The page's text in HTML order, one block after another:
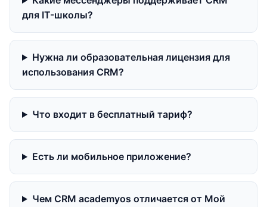
для IT-школы?
Нужна ли образовательная лицензия для
использования CRM?
Что входит в бесплатный тариф?
Есть ли мобильное приложение?
Чем CRM academyos отличается от Мой